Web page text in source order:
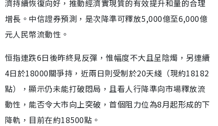
濟持續恢復向好，推動經濟實現質的有效提升和量的合理
增長。中信證券預測，是次降準可釋放5,000億至6,000億
元人民幣流動性。
恒指連跌6日後昨終見反彈，惟幅度不大且呈陰燭，另連續
4日於18000關爭持，近兩日則受制於20天綫（現約18182
點），顯示仍未能打破悶局，且看人行降準向市場釋放流
動性，能否令大市向上突破，首個阻力位為8月起形成的下
降軌，目前在約18500點。